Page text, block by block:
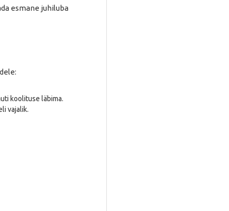
esmane juhiluba
koolituse läbima.
vajalik.